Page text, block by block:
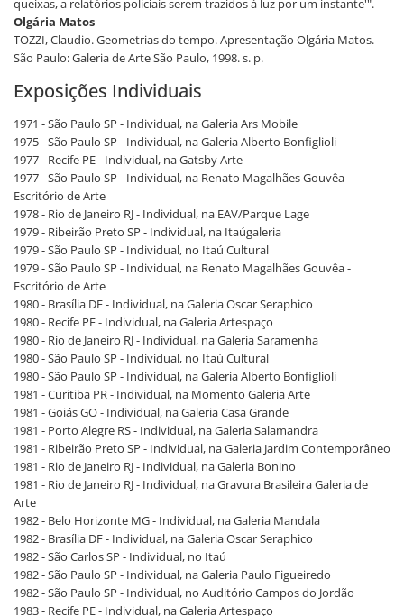
queixas, a relatórios policiais serem trazidos à luz por um instante'".
Olgária Matos
TOZZI, Claudio. Geometrias do tempo. Apresentação Olgária Matos.
São Paulo: Galeria de Arte São Paulo, 1998. s. p.
Exposições Individuais
1971 - São Paulo SP - Individual, na Galeria Ars Mobile
1975 - São Paulo SP - Individual, na Galeria Alberto Bonfiglioli
1977 - Recife PE - Individual, na Gatsby Arte
1977 - São Paulo SP - Individual, na Renato Magalhães Gouvêa -
Escritório de Arte
1978 - Rio de Janeiro RJ - Individual, na EAV/Parque Lage
1979 - Ribeirão Preto SP - Individual, na Itaúgaleria
1979 - São Paulo SP - Individual, no Itaú Cultural
1979 - São Paulo SP - Individual, na Renato Magalhães Gouvêa -
Escritório de Arte
1980 - Brasília DF - Individual, na Galeria Oscar Seraphico
1980 - Recife PE - Individual, na Galeria Artespaço
1980 - Rio de Janeiro RJ - Individual, na Galeria Saramenha
1980 - São Paulo SP - Individual, no Itaú Cultural
1980 - São Paulo SP - Individual, na Galeria Alberto Bonfiglioli
1981 - Curitiba PR - Individual, na Momento Galeria Arte
1981 - Goiás GO - Individual, na Galeria Casa Grande
1981 - Porto Alegre RS - Individual, na Galeria Salamandra
1981 - Ribeirão Preto SP - Individual, na Galeria Jardim Contemporâneo
1981 - Rio de Janeiro RJ - Individual, na Galeria Bonino
1981 - Rio de Janeiro RJ - Individual, na Gravura Brasileira Galeria de
Arte
1982 - Belo Horizonte MG - Individual, na Galeria Mandala
1982 - Brasília DF - Individual, na Galeria Oscar Seraphico
1982 - São Carlos SP - Individual, no Itaú
1982 - São Paulo SP - Individual, na Galeria Paulo Figueiredo
1982 - São Paulo SP - Individual, no Auditório Campos do Jordão
1983 - Recife PE - Individual, na Galeria Artespaço